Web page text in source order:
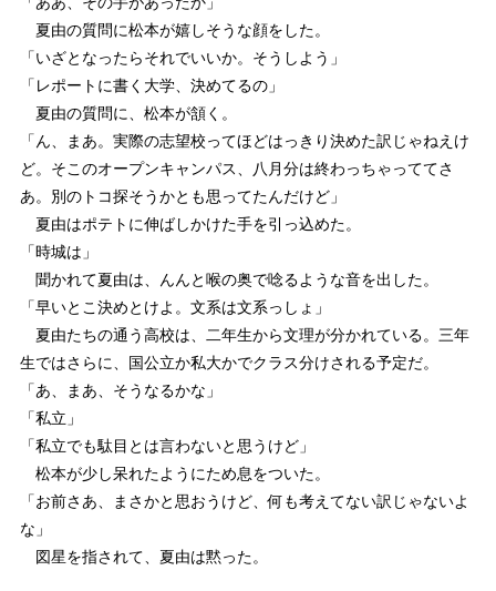
夏由の質問に松本が嬉しそうな顔をした。
「いざとなったらそれでいいか。そうしよう」
「レポートに書く大学、決めてるの」
夏由の質問に、松本が頷く。
「ん、まあ。実際の志望校ってほどはっきり決めた訳じゃねえけ
ど。そこのオープンキャンパス、八月分は終わっちゃっててさ
あ。別のトコ探そうかとも思ってたんだけど」
夏由はポテトに伸ばしかけた手を引っ込めた。
「時城は」
聞かれて夏由は、んんと喉の奥で唸るような音を出した。
「早いとこ決めとけよ。文系は文系っしょ」
夏由たちの通う高校は、二年生から文理が分かれている。三年
生ではさらに、国公立か私大かでクラス分けされる予定だ。
「あ、まあ、そうなるかな」
「私立」
「私立でも駄目とは言わないと思うけど」
松本が少し呆れたようにため息をついた。
「お前さあ、まさかと思おうけど、何も考えてない訳じゃないよ
な」
図星を指されて、夏由は黙った。